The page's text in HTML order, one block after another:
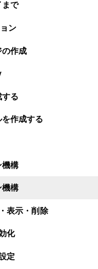
まで
ン
の作成
する
作成する
機構
機構
表示・削除
化
定